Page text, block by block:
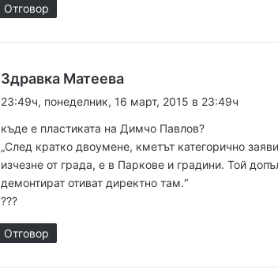
14:19ч, четвъртък, 6 август, 2026
13:29ч, четвъртък, 6 август, 2026
12:37ч, четвъртък, 6 август, 2026
Отговор
Здравка Матеева
а
а
:
23:49ч, понеделник, 16 март, 2015 в 23:49ч
къде е пластиката на Димчо Павлов?
„След кратко двоумене, кметът категорично
изчезне от града, е в Паркове и градини. Той
демонтират отиват директно там.“
???
Отговор